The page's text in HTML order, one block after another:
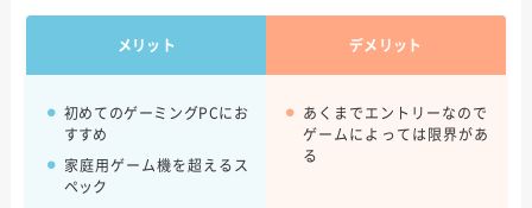
メリット デメリット
初めてのゲーミングPCにお
すすめ
家庭用ゲーム機を超えるス
ペック
あくまでエントリーなので
ゲームによっては限界があ
る